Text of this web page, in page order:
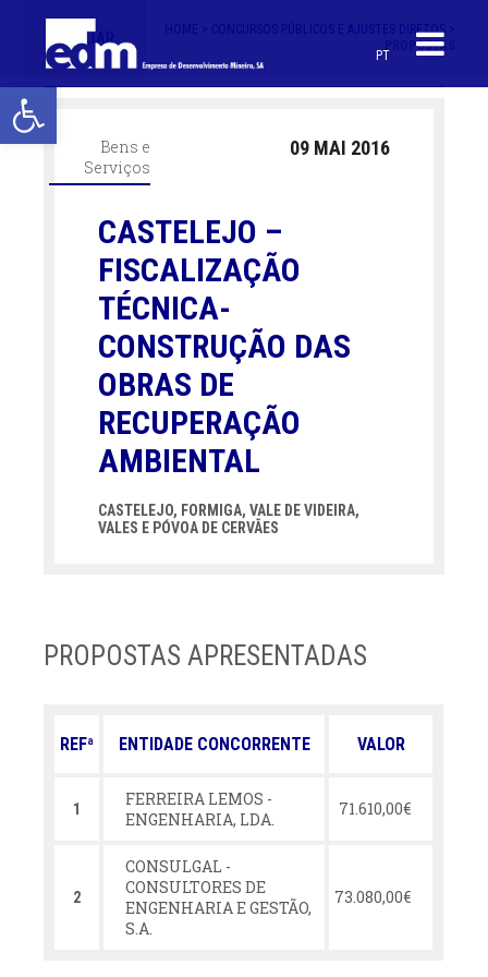
Open toolbar
PT
< VOLTAR
CONCURSOS PÚBLICOS E AJUSTES DIRETOS >
PROPOSTAS
Bens e
Serviços
09 MAI 2016
CASTELEJO –
FISCALIZAÇÃO
TÉCNICA-
CONSTRUÇÃO DAS
OBRAS DE
RECUPERAÇÃO
AMBIENTAL
CASTELEJO, FORMIGA, VALE DE VIDEIRA,
VALES E PÓVOA DE CERVÃES
PROPOSTAS APRESENTADAS
REFª ENTIDADE CONCORRENTE VALOR
1
FERREIRA LEMOS -
ENGENHARIA, LDA.
71.610,00€
2
CONSULGAL -
CONSULTORES DE
ENGENHARIA E GESTÃO,
S.A.
73.080,00€